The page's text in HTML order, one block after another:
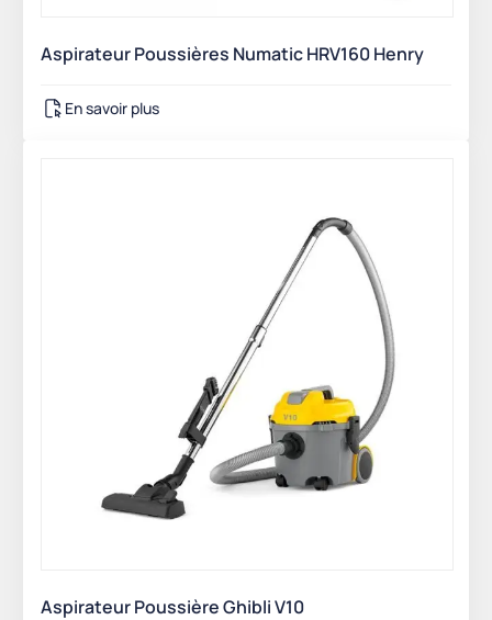
Aspirateur Poussières Numatic HRV160 Henry
En savoir plus
Aspirateur Poussière Ghibli V10